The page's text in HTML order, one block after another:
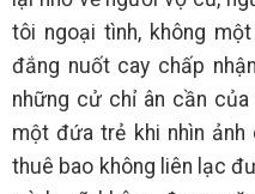
tôi ngoại tình, không
đắng nuốt cay chấp
những cử chỉ ân cần
một đứa trẻ khi nhìn ảnh
thuê bao không liên lạc